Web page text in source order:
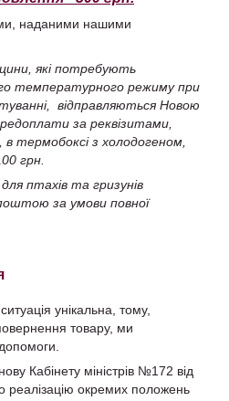
наданими нашими
які потребують
температурного режиму при
відправляються Новою
за реквізитами,
термобоксі з холодогеном,
грн.
птахів та гризунів
за умови повної
унікальна, тому,
товару, ми
Кабінету міністрів №172 від
реалізацію окремих положень